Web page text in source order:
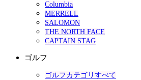
Columbia
MERRELL
SALOMON
THE NORTH FACE
CAPTAIN STAG
ゴルフ
ゴルフカテゴリすべて